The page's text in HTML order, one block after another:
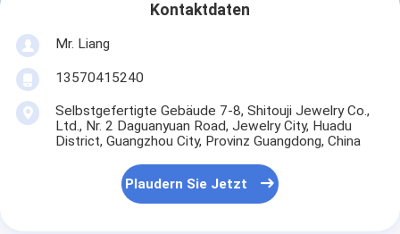
Kontaktdaten
Mr. Liang
13570415240
Selbstgefertigte Gebäude 7-8, Shitouji Jewelry Co.,
Ltd., Nr. 2 Daguanyuan Road, Jewelry City, Huadu
District, Guangzhou City, Provinz Guangdong, China
Plaudern Sie Jetzt